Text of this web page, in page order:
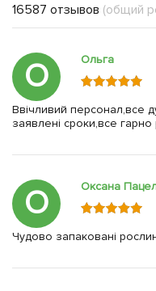
16587 отзывов (общий
О Ольга
Ввічливий персонал,все
заявлені сроки,все гарно
О Оксана
Чудово запаковані